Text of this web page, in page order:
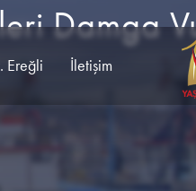
Ereğli İletişim
Damga